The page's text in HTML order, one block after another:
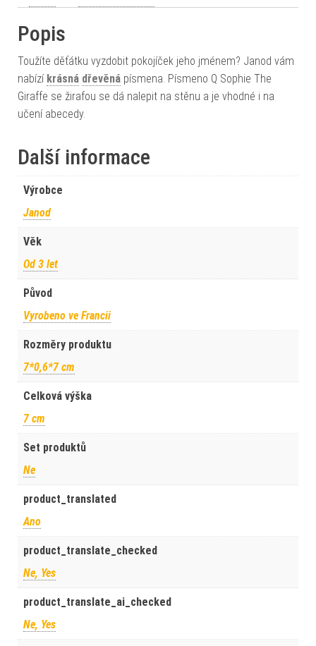
Popis
Toužíte děťátku vyzdobit pokojíček jeho jménem? Janod vám
nabízí krásná dřevěná písmena. Písmeno Q Sophie The
Giraffe se žirafou se dá nalepit na stěnu a je vhodné i na
učení abecedy.
Další informace
Výrobce
Janod
Věk
Od 3 let
Původ
Vyrobeno ve Francii
Rozměry produktu
7*0,6*7 cm
Celková výška
7 cm
Set produktů
Ne
product_translated
Ano
product_translate_checked
Ne, Yes
product_translate_ai_checked
Ne, Yes